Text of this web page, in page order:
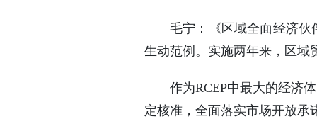
毛宁：《区域全面经济伙
生动范例。实施两年来，区域
作为RCEP中最大的经济
定核准，全面落实市场开放承